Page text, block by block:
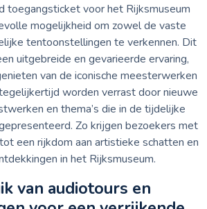
toegangsticket voor het Rijksmuseum
mogelijkheid om zowel de vaste
tentoonstellingen te verkennen. Dit
uitgebreide en gevarieerde ervaring,
van de iconische meesterwerken
worden verrast door nieuwe
en thema’s die in de tijdelijke
Zo krijgen bezoekers met
een rijkdom aan artistieke schatten en
in het Rijksmuseum.
van audiotours en